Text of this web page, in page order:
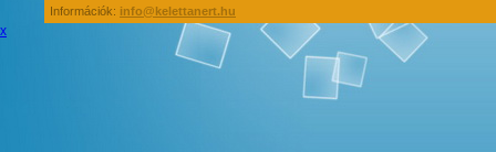
Információk: info@kelettanert.hu
x